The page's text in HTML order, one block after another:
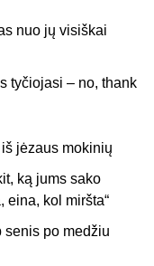
nuo jų visiškai
tyčiojasi – no, thank
jėzaus mokinių
ką jums sako
eina, kol miršta“
senis po medžiu